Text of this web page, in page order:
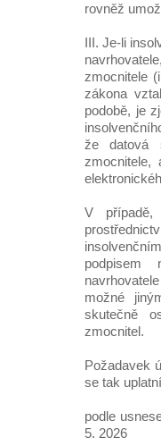
rovněž
III. Je-li
zmocnitele
zákona
podobě, je
že datová
zmocnitele,
V případě,
podpisem
možné
skutečně
zmocnitel.
Požadavek
se tak
podle
5. 2026